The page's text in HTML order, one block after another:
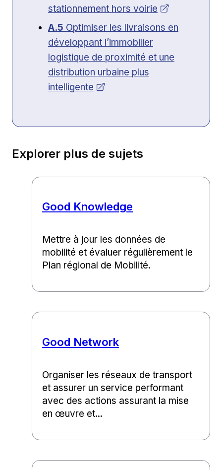
stationnement hors voirie
Ouvrir dans une nouvelle fenêtre
A.5 Optimiser les livraisons en
développant l’immobilier
logistique de proximité et une
distribution urbaine plus
intelligente
Explorer plus de sujets
Good Knowledge
Mettre à jour les données de
mobilité et évaluer régulièrement le
Plan régional de Mobilité.
Good Network
Organiser les réseaux de transport
et assurer un service performant
avec des actions assurant la mise
en œuvre et...